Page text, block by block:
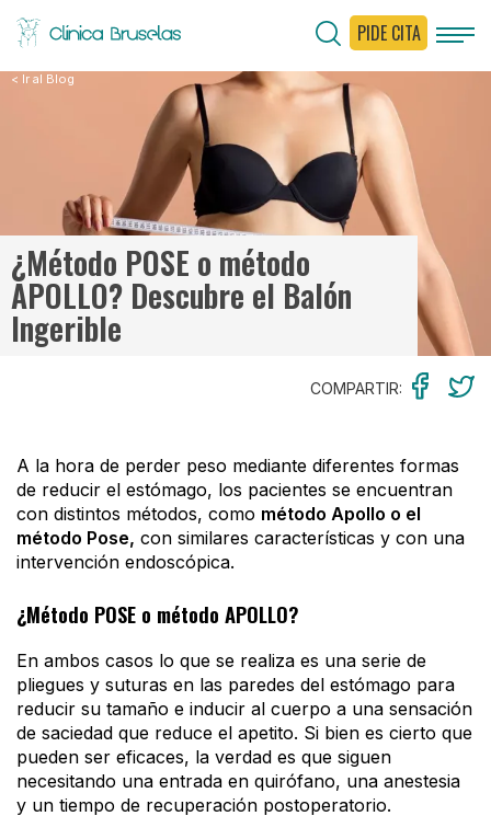
PIDE CITA
< Ir al Blog
¿Método POSE o método
APOLLO? Descubre el Balón
Ingerible
COMPARTIR:
A la hora de perder peso mediante diferentes formas
de reducir el estómago, los pacientes se encuentran
con distintos métodos, como método Apollo o el
método Pose, con similares características y con una
intervención endoscópica.
¿Método POSE o método APOLLO?
En ambos casos lo que se realiza es una serie de
pliegues y suturas en las paredes del estómago para
reducir su tamaño e inducir al cuerpo a una sensación
de saciedad que reduce el apetito. Si bien es cierto que
pueden ser eficaces, la verdad es que siguen
necesitando una entrada en quirófano, una anestesia
y un tiempo de recuperación postoperatorio.